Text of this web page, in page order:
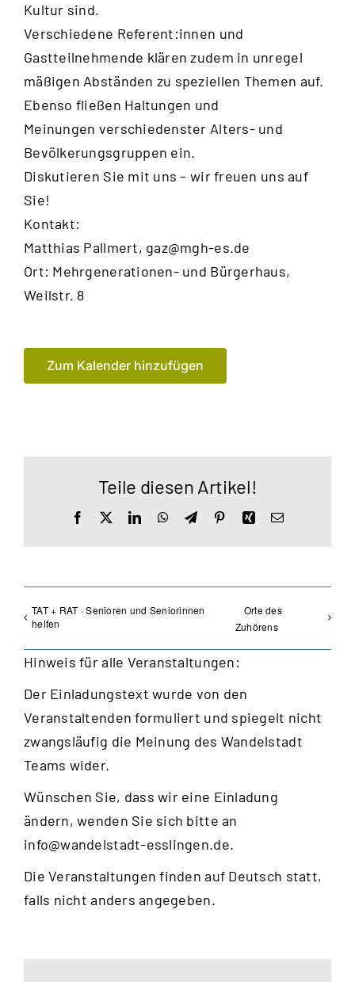
Kultur sind.
Verschiedene Referent:innen und
Gastteilnehmende klären zudem in unregel
mäßigen Abständen zu speziellen Themen auf.
Ebenso fließen Haltungen und
Meinungen verschiedenster Alters- und
Bevölkerungsgruppen ein.
Diskutieren Sie mit uns – wir freuen uns auf
Sie!
Kontakt:
Matthias Pallmert, gaz@mgh-es.de
Ort: Mehrgenerationen- und Bürgerhaus,
Weilstr. 8
Zum Kalender hinzufügen
Teile diesen Artikel!
Facebook LinkedInWhatsApp
TelegramPinterestXingE-
TAT + RAT · Senioren und Seniorinnen
helfen
Orte des
Zuhörens
Hinweis für alle Veranstaltungen:
Der Einladungstext wurde von den
Veranstaltenden formuliert und spiegelt nicht
zwangsläufig die Meinung des Wandelstadt
Teams wider.
Wünschen Sie, dass wir eine Einladung
ändern, wenden Sie sich bitte an
info@wandelstadt-esslingen.de.
Die Veranstaltungen finden auf Deutsch statt,
falls nicht anders angegeben.